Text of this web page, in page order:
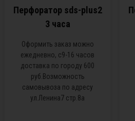
Перфоратор sds-plus2
3 часа
Оформить заказ можно
ежедневно, с9-16 часов
доставка по городу 600
руб.Возможность
самовывоза по адресу
ул.Ленина7 стр.8а